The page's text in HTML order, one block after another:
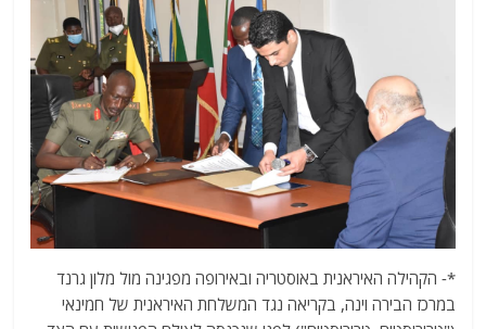
*- הקהילה האיראנית באוסטריה ובאירופה מפגינה מול מלון גרנד
במרכז הבירה וינה, בקריאה נגד המשלחת האיראנית של חמינאי